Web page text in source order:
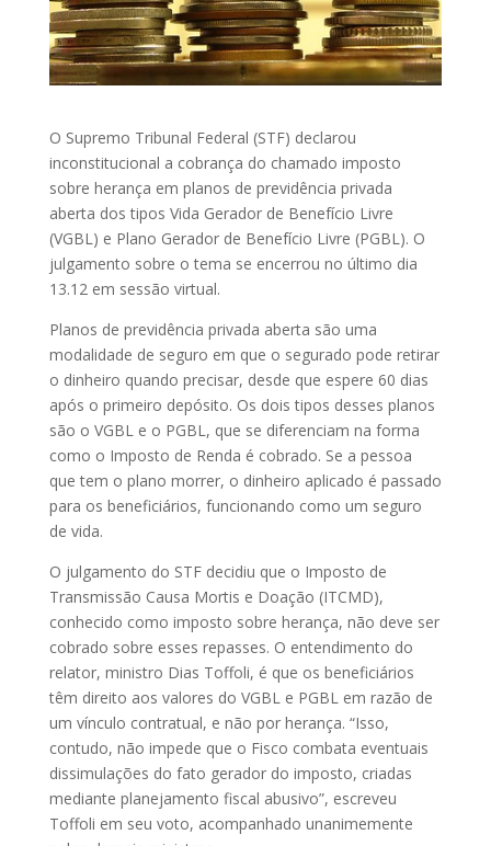
O Supremo Tribunal Federal (STF) declarou
inconstitucional a cobrança do chamado imposto
sobre herança em planos de previdência privada
aberta dos tipos Vida Gerador de Benefício Livre
(VGBL) e Plano Gerador de Benefício Livre (PGBL). O
julgamento sobre o tema se encerrou no último dia
13.12 em sessão virtual.
Planos de previdência privada aberta são uma
modalidade de seguro em que o segurado pode retirar
o dinheiro quando precisar, desde que espere 60 dias
após o primeiro depósito. Os dois tipos desses planos
são o VGBL e o PGBL, que se diferenciam na forma
como o Imposto de Renda é cobrado. Se a pessoa
que tem o plano morrer, o dinheiro aplicado é passado
para os beneficiários, funcionando como um seguro
de vida.
O julgamento do STF decidiu que o Imposto de
Transmissão Causa Mortis e Doação (ITCMD),
conhecido como imposto sobre herança, não deve ser
cobrado sobre esses repasses. O entendimento do
relator, ministro Dias Toffoli, é que os beneficiários
têm direito aos valores do VGBL e PGBL em razão de
um vínculo contratual, e não por herança. “Isso,
contudo, não impede que o Fisco combata eventuais
dissimulações do fato gerador do imposto, criadas
mediante planejamento fiscal abusivo”, escreveu
Toffoli em seu voto, acompanhado unanimemente